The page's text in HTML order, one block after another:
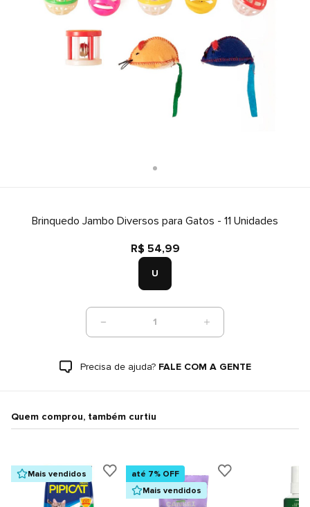
Brinquedo Jambo Diversos para Gatos - 11 Unidades
R$ 54,99
U
1
Precisa de ajuda? FALE COM A GENTE
Quem comprou, também curtiu
Mais vendidos
até 7% OFF
Mais vendidos